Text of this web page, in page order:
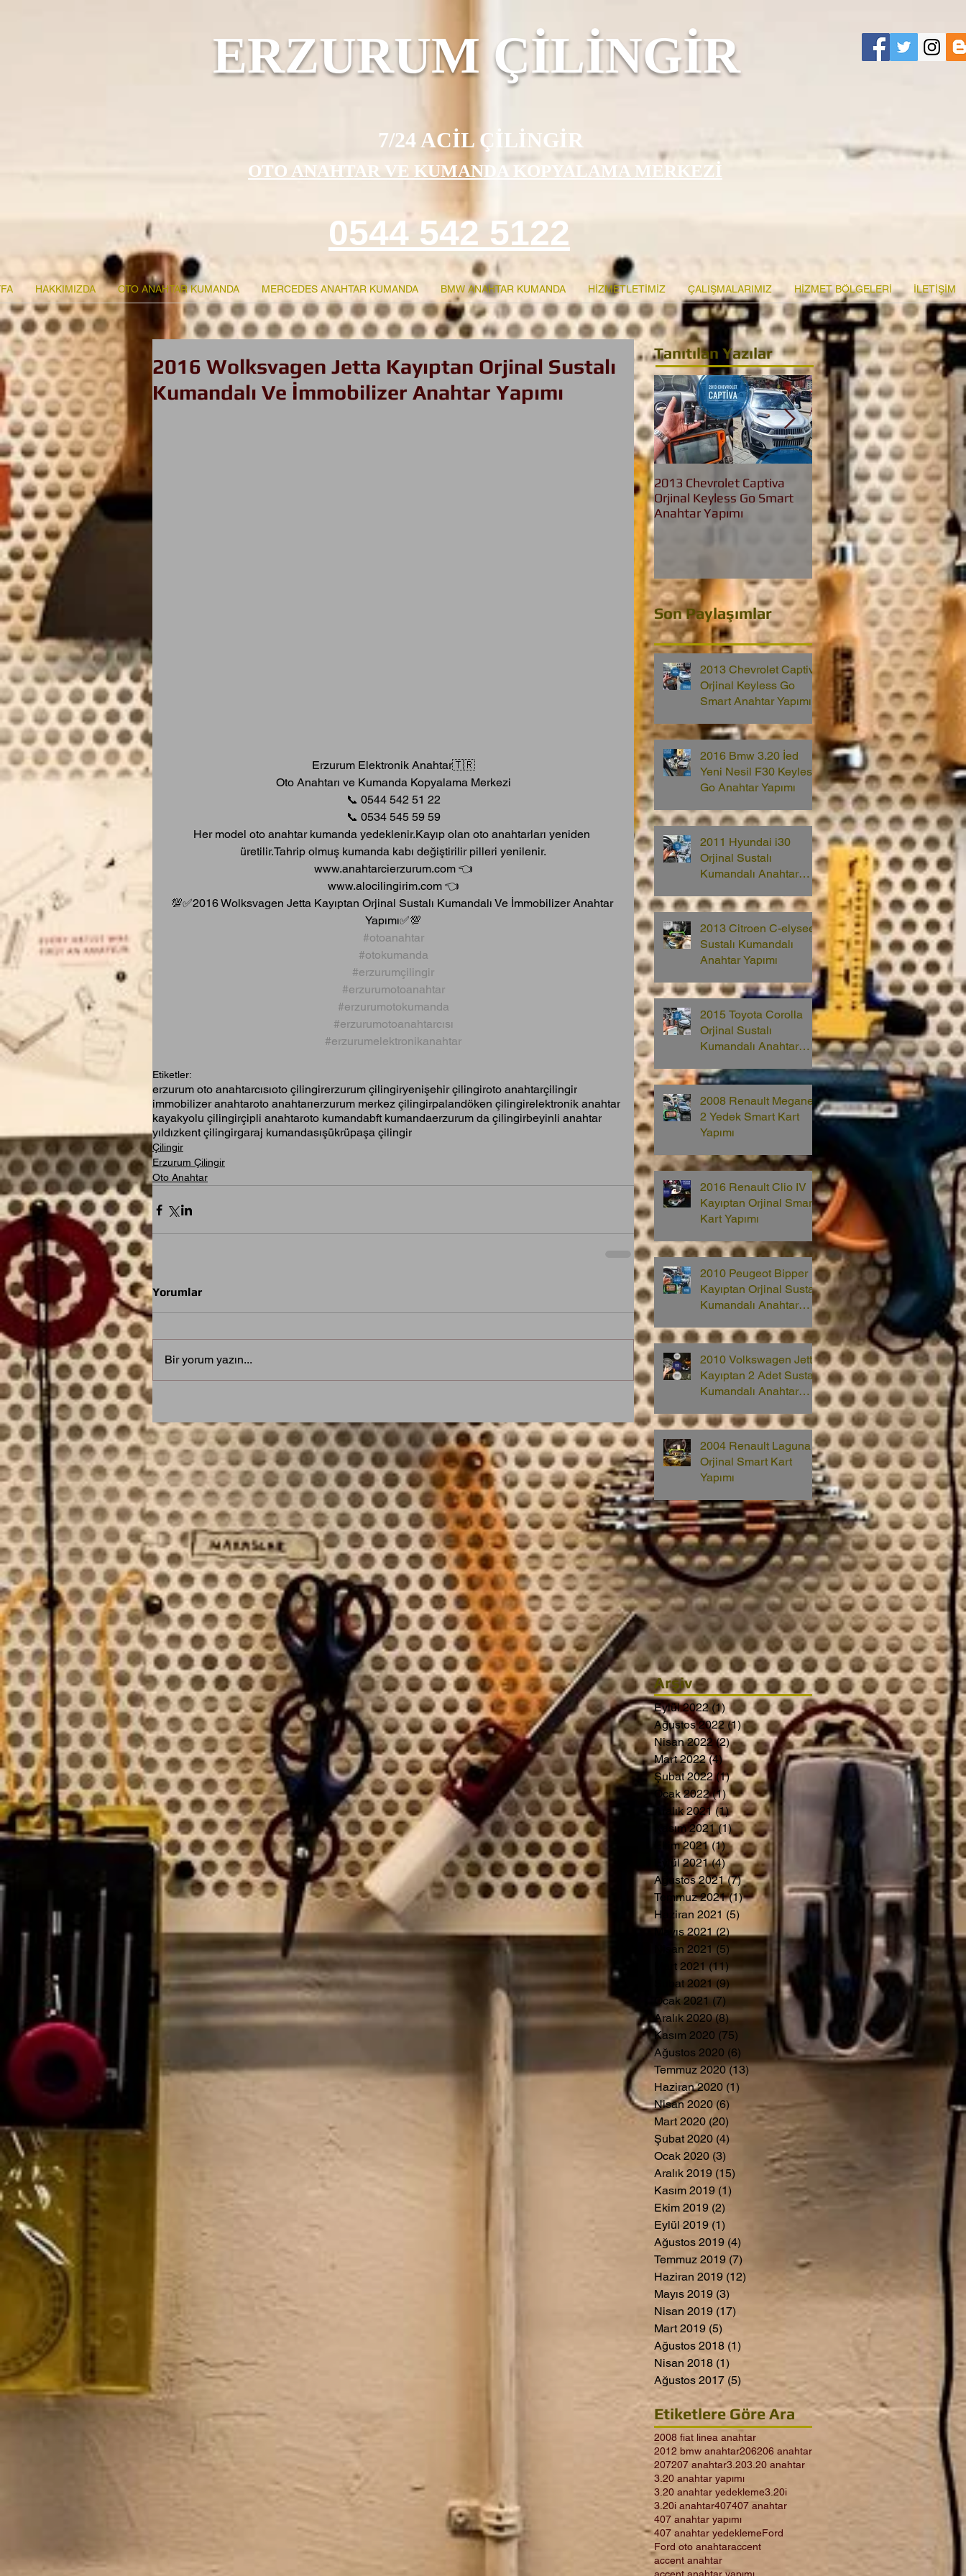
ERZURUM ÇİLİNGİR
7/24 ACİL ÇİLİNGİR
OTO ANAHTAR VE KUMANDA KOPYALAMA MERKEZİ
0544 542 5122
HAKKIMIZDA OTO ANAHTAR KUMANDA MERCEDES ANAHTAR KUMANDA BMW ANAHTAR KUMANDA HİZMETLETİMİZ ÇALIŞMALARIMIZ HİZMET BÖLGELERİ İLETİŞİM
2016 Wolksvagen Jetta Kayıptan Orjinal Sustalı
Kumandalı Ve İmmobilizer Anahtar Yapımı
Erzurum Elektronik Anahtar🇹🇷
Oto Anahtarı ve Kumanda Kopyalama Merkezi
📞 0544 542 51 22
📞 0534 545 59 59
Her model oto anahtar kumanda yedeklenir.Kayıp olan oto anahtarları yeniden
üretilir.Tahrip olmuş kumanda kabı değiştirilir pilleri yenilenir.
www.anahtarcierzurum.com 👈
www.alocilingirim.com 👈
💯✅2016 Wolksvagen Jetta Kayıptan Orjinal Sustalı Kumandalı Ve İmmobilizer Anahtar
Yapımı✅💯
#otoanahtar
#otokumanda
#erzurumçilingir
#erzurumotoanahtar
#erzurumotokumanda
#erzurumotoanahtarcısı
#erzurumelektronikanahtar
Etiketler:
erzurum oto anahtarcısıoto çilingirerzurum çilingiryenişehir çilingiroto anahtarçilingir
immobilizer anahtaroto anahtarıerzurum merkez çilingirpalandöken çilingirelektronik anahtar
kayakyolu çilingirçipli anahtaroto kumandabft kumandaerzurum da çilingirbeyinli anahtar
yıldızkent çilingirgaraj kumandasışükrüpaşa çilingir
Çilingir
Erzurum Çilingir
Oto Anahtar
Yorumlar
Bir yorum yazın...
Tanıtılan Yazılar
2013 Chevrolet Captiva
Orjinal Keyless Go Smart
Anahtar Yapımı
2016 Bmw 3.20 İed Yeni
Nesil F30 Keyless Go
Anahtar Yapımı
Son Paylaşımlar
2013 Chevrolet Captiva
Orjinal Keyless Go
Smart Anahtar Yapımı
2016 Bmw 3.20 İed
Yeni Nesil F30 Keyless
Go Anahtar Yapımı
2011 Hyundai i30
Orjinal Sustalı
Kumandalı Anahtar
2013 Citroen C-elysee
Sustalı Kumandalı
Anahtar Yapımı
2015 Toyota Corolla
Orjinal Sustalı
Kumandalı Anahtar
2008 Renault Megane
2 Yedek Smart Kart
Yapımı
2016 Renault Clio IV
Kayıptan Orjinal Smart
Kart Yapımı
2010 Peugeot Bipper
Kayıptan Orjinal Sustalı
Kumandalı Anahtar
2010 Volkswagen Jetta
Kayıptan 2 Adet Sustalı
Kumandalı Anahtar
2004 Renault Laguna 2
Orjinal Smart Kart
Yapımı
Arşiv
Eylül 2022 (1) 1 yazı
Ağustos 2022 (1)1 yazı
Nisan 2022 (2)2 yazı
Mart 2022 (4)4 yazı
Şubat 2022 (1)1 yazı
Ocak 2022 (1)1 yazı
Aralık 2021 (1)1 yazı
Kasım 2021 (1)1 yazı
Ekim 2021 (1)1 yazı
Eylül 2021 (4)4 yazı
Ağustos 2021 (7)7 yazı
Temmuz 2021 (1)1 yazı
Haziran 2021 (5)
Mayıs 2021 (2)2 yazı
Nisan 2021 (5)5 yazı
Mart 2021 (11)11 yazı
Şubat 2021 (9)
Ocak 2021 (7)
Aralık 2020 (8)8 yazı
Kasım 2020 (75)
Ağustos 2020 (6)
Temmuz 2020 (13) 13 yazı
Haziran 2020 (1)
Nisan 2020 (6) 6 yazı
Mart 2020 (20) 20 yazı
Şubat 2020 (4)
Ocak 2020 (3)
Aralık 2019 (15) 15 yazı
Kasım 2019 (1)
Ekim 2019 (2)
Eylül 2019 (1)
Ağustos 2019 (4)
Temmuz 2019 (7)
Haziran 2019 (12)
Mayıs 2019 (3)
Nisan 2019 (17)
Mart 2019 (5)
Ağustos 2018 (1)
Nisan 2018 (1) 1 yazı
Ağustos 2017 (5)
Etiketlere Göre Ara
2008 fiat linea anahtar
2012 bmw anahtar206206 anahtar
207207 anahtar3.203.20 anahtar
3.20 anahtar yapımı
3.20 anahtar yedekleme3.20i
3.20i anahtar407407 anahtar
407 anahtar yapımı
407 anahtar yedeklemeFord
Ford oto anahtaraccent
accent anahtar
accent anahtar yapımı